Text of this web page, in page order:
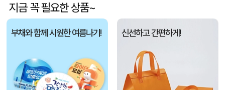
김OO [프롬네이쳐] 친환경 커피가루 우디 핸들 텀블러 750ml 08-06
여OO 모두애 LED 키캡 키링 굿즈
지금 꼭 필요한 상품~
부채와 함께 시원한 여름나기! 신선하고 간편하게!